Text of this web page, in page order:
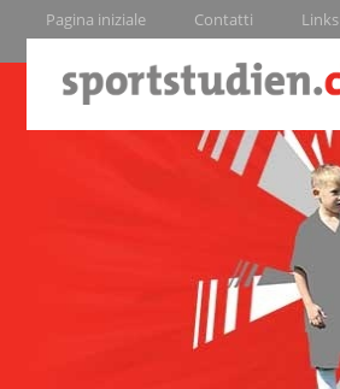
Pagina iniziale Contatti Links